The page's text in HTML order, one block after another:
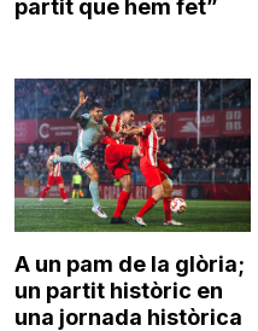
partit que hem fet”
A un pam de la glòria;
un partit històric en
una jornada històrica